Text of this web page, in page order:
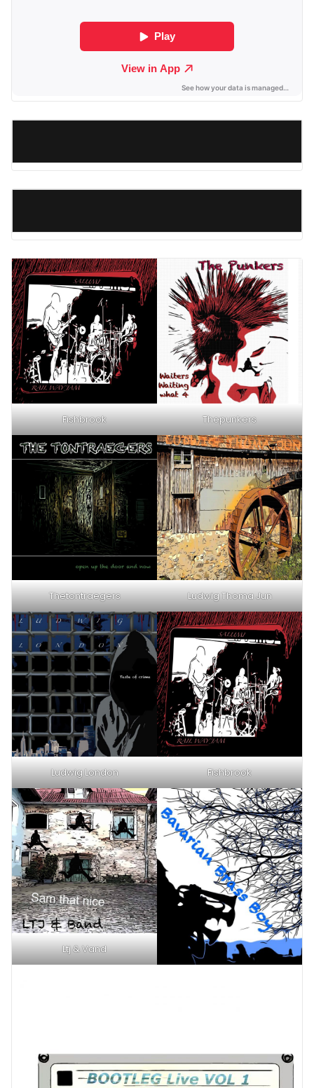
Fishbrook Thepunkers
Thetontraegers Ludwig Thoma Jun
Ludwig London Fishbrook
Ltj & Vand